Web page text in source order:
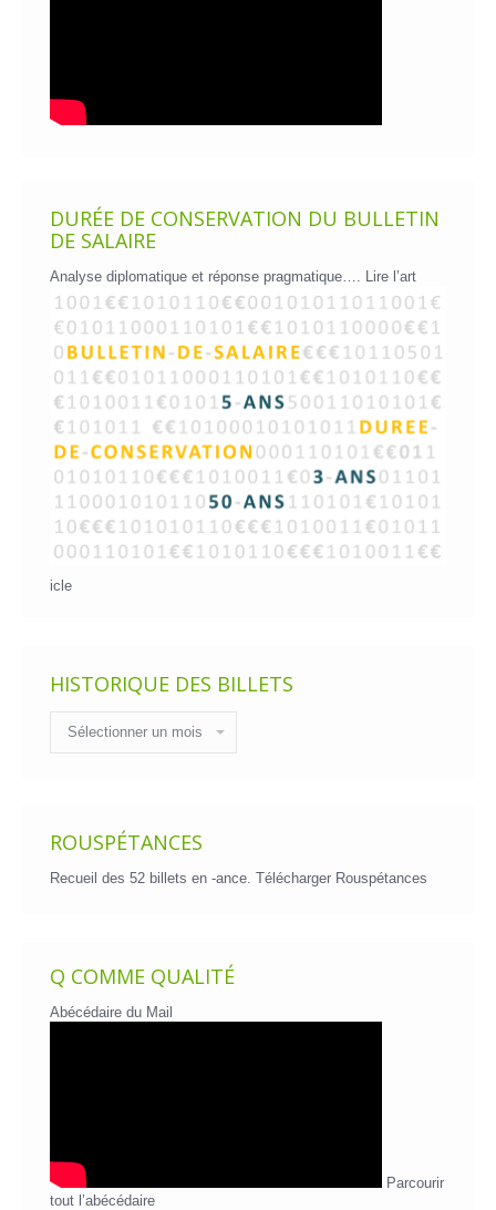
DURÉE DE CONSERVATION DU BULLETIN
DE SALAIRE
Analyse diplomatique et réponse pragmatique…. Lire l’art
icle
HISTORIQUE DES BILLETS
des
billets
ROUSPÉTANCES
Recueil des 52 billets en -ance. Télécharger Rouspétances
Q COMME QUALITÉ
Abécédaire du Mail
Parcourir
tout l’abécédaire